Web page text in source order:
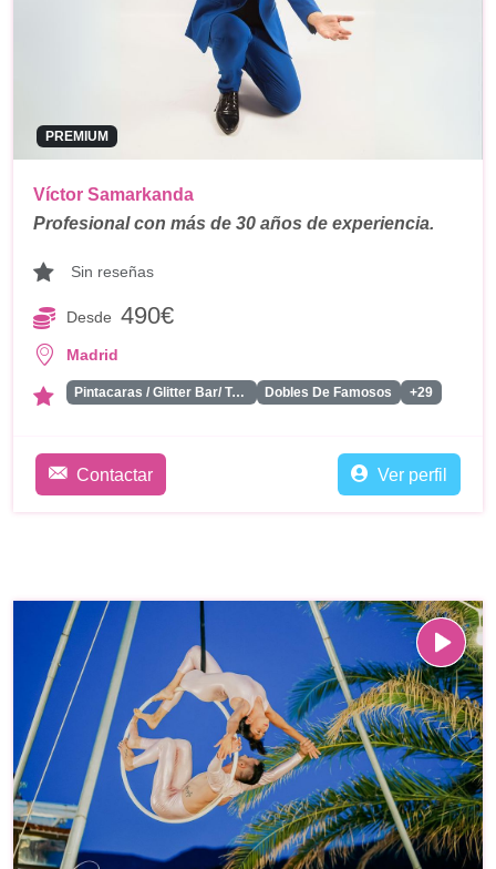
PREMIUM
Víctor Samarkanda
Profesional con más de 30 años de experiencia.
Sin reseñas
Desde 490€
Madrid
Pintacaras / Glitter Bar/ Tattoos Dobles De Famosos +29
Contactar Ver perfil